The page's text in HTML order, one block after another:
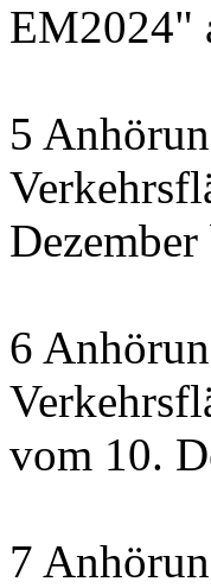
EM2024"
5
6
vom 10.
7